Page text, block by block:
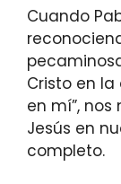
Cuando
Cristo en la
en mí”,
Jesús en
completo.